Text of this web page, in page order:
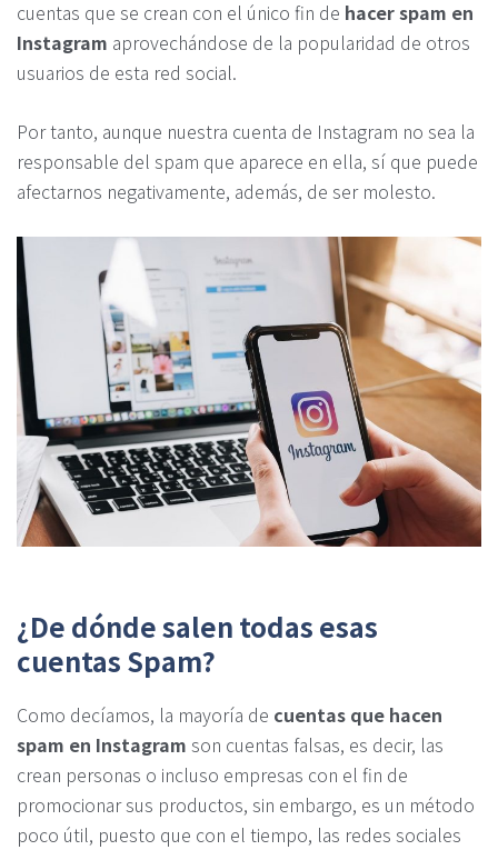
cuentas que se crean con el único fin de hacer spam en
Instagram aprovechándose de la popularidad de otros
usuarios de esta red social.
Por tanto, aunque nuestra cuenta de Instagram no sea la
responsable del spam que aparece en ella, sí que puede
afectarnos negativamente, además, de ser molesto.
¿De dónde salen todas esas
cuentas Spam?
Como decíamos, la mayoría de cuentas que hacen
spam en Instagram son cuentas falsas, es decir, las
crean personas o incluso empresas con el fin de
promocionar sus productos, sin embargo, es un método
poco útil, puesto que con el tiempo, las redes sociales